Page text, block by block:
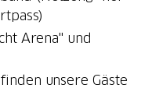
Arena" und
unsere Gäste